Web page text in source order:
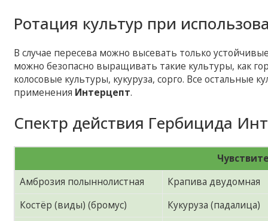
Ротация культур при
В случае пересева можно высевать только
можно безопасно выращивать такие культуры, как
колосовые культуры, кукуруза, сорго. Все остальные
применения Интерцепт.
Спектр действия Гербицида
Амброзия полыннолистная
Крапива двудомная
Костёр (виды) (бромус)
Кукуруза (падалица)